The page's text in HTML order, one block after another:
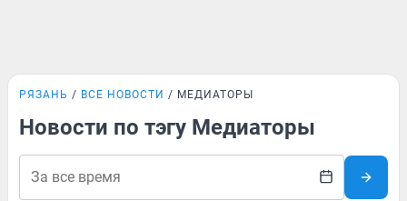
РЯЗАНЬ ВСЕ НОВОСТИ МЕДИАТОРЫ
Новости по тэгу Медиаторы